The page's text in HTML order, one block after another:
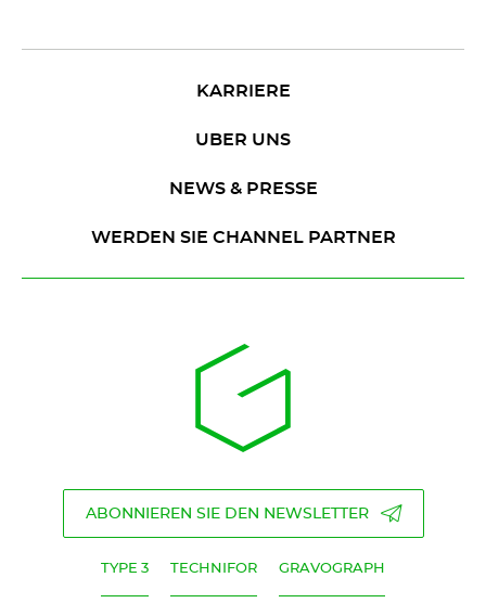
KARRIERE
UBER UNS
NEWS & PRESSE
WERDEN SIE CHANNEL PARTNER
ABONNIEREN SIE DEN NEWSLETTER
TYPE 3 TECHNIFOR GRAVOGRAPH